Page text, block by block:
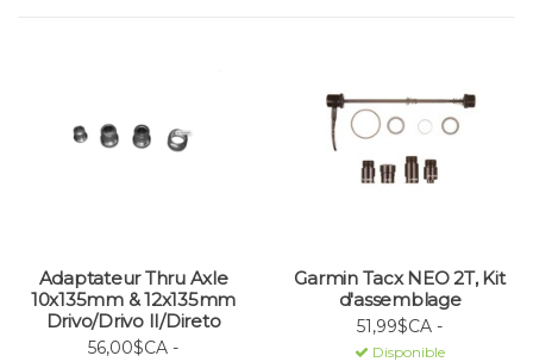
Adaptateur Thru Axle
10x135mm & 12x135mm
Drivo/Drivo II/Direto
56,00$CA -
Garmin Tacx NEO 2T, Kit
d'assemblage
51,99$CA -
Disponible